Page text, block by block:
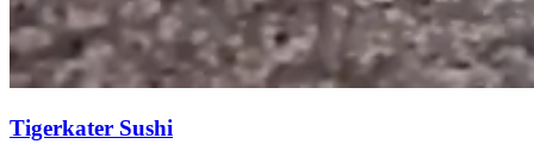
Tigerkater Sushi